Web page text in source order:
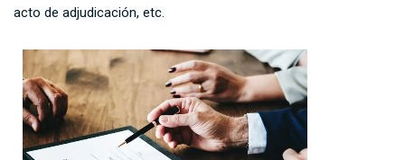
acto de adjudicación, etc.